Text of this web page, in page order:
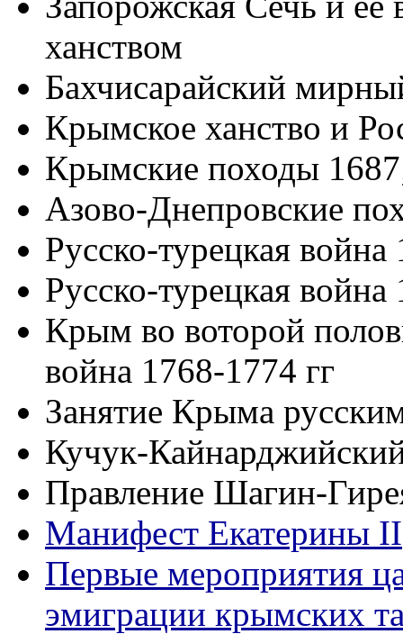
ханством
Бахчисарайский
Крымское ханство и
Крымские походы
Азово-Днепровские
Русско-турецкая
Русско-турецкая война
Крым во воторой
война 1768-1774 гг
Занятие Крыма
Кучук-
Правление Шагин-
Манифест Екатерины II
Первые мероприятия
эмиграции крымских